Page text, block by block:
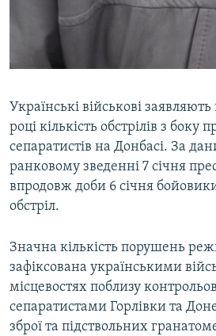
СПЕЦПРОЄКТИ
ПОДКАСТИ
РУС
УКР
КТАТ
ДОЛУЧАЙСЯ!
Усі сайти RFE/RL
Українські військові
році кількість обстрілів з боку
сепаратистів на Донбасі. За
ранковому зведенні 7 січня
впродовж доби 6 січня
обстріл.
Значна кількість порушень
зафіксована українськими
місцевостях поблизу
сепаратистами Горлівки та
зброї та підствольних